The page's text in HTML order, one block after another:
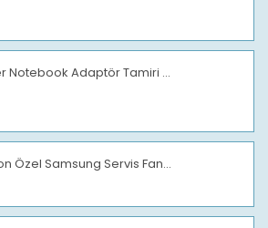
Notebook Adaptör Tamiri ...
Özel Samsung Servis Fan...